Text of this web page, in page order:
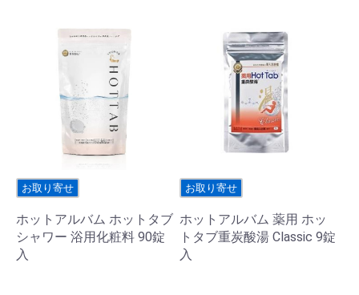
お取り寄せ
ホットアルバム ホットタブ
シャワー 浴用化粧料 90錠
入
お取り寄せ
ホットアルバム 薬用 ホッ
トタブ重炭酸湯 Classic 9錠
入